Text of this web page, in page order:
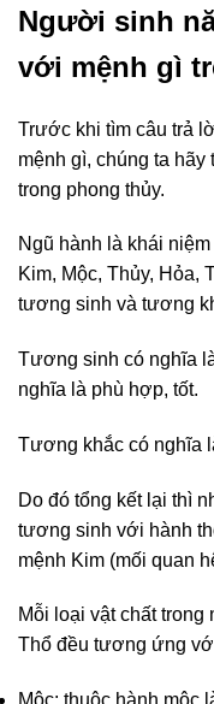
Người sinh
với mệnh gì
Trước khi tìm câu trả
mệnh gì, chúng ta hãy
trong phong thủy.
Ngũ hành là khái
Kim, Mộc, Thủy, Hỏa,
tương sinh và tương
Tương sinh có nghĩa
nghĩa là phù hợp, tốt.
Tương khắc có nghĩa
Do đó tổng kết lại thì
tương sinh với hành
mệnh Kim (mối quan
Mỗi loại vật chất trong
Thổ đều tương ứng